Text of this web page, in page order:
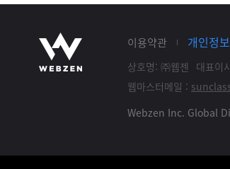
이용약관 개인정
상호명: ㈜웹젠 대표이
웹마스터메일 :
Webzen Inc. Global